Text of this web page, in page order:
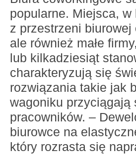
popularne. Miejsca,
z przestrzeni
ale również małe
lub kilkadziesiąt
charakteryzują się
rozwiązania takie jak
wagoniku przyciągają
pracowników. –
biurowce na
który rozrasta się